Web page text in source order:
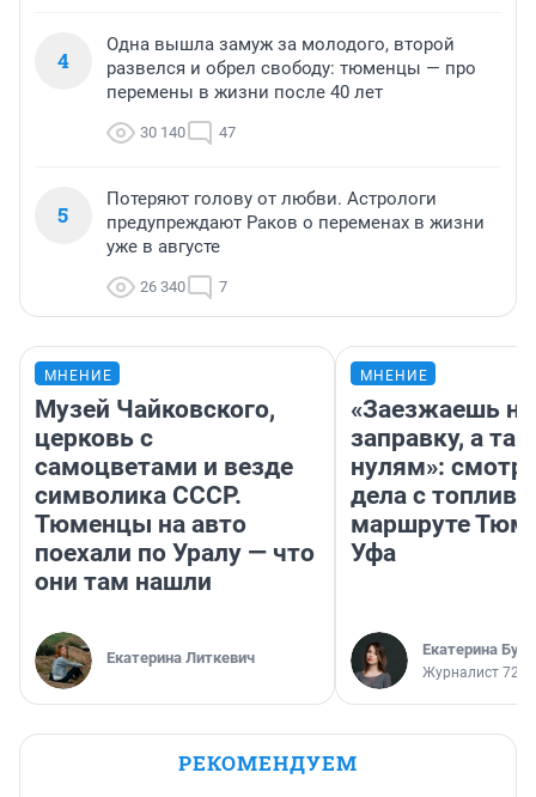
4
Одна вышла замуж за молодого, второй
развелся и обрел свободу: тюменцы — про
перемены в жизни после 40 лет
30 140 47
5
Потеряют голову от любви. Астрологи
предупреждают Раков о переменах в жизни
уже в августе
26 340 7
МНЕНИЕ
Музей Чайковского,
церковь с
самоцветами и везде
символика СССР.
Тюменцы на авто
поехали по Уралу — что
они там нашли
Екатерина Литкевич
МНЕНИЕ
«Заезжаешь на
заправку, а
нулям»:
дела с
маршруте
Уфа
Екатерина
Журналист
РЕКОМЕНДУЕМ